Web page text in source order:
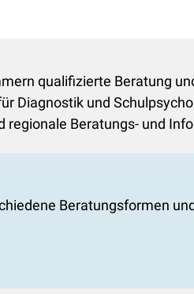
qualifizierte Beratung
Diagnostik und
Beratungs- und
Beratungsformen